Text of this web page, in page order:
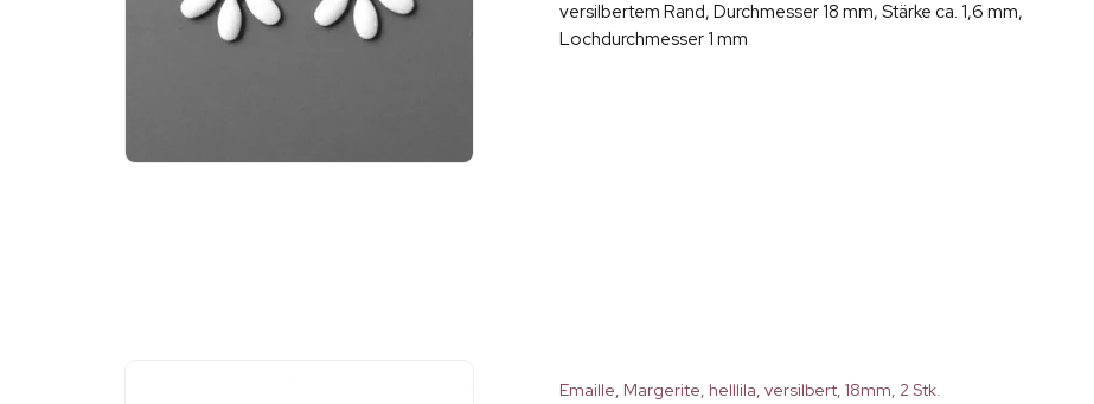
versilbertem Rand, Durchmesser 18 mm, Stärke ca. 1,6 mm,
Lochdurchmesser 1 mm
Emaille, Margerite, helllila, versilbert, 18mm, 2 Stk.